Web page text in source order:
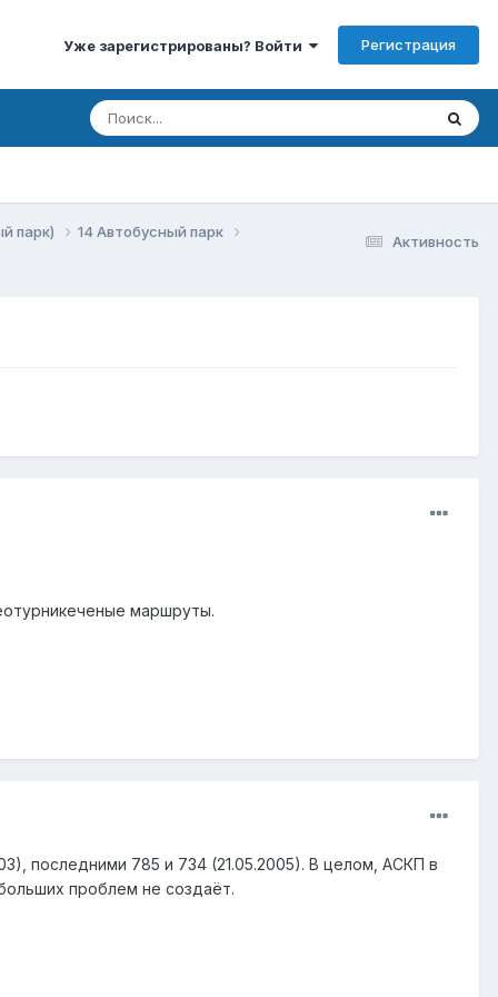
Уже зарегистрированы? Войти Регистрация
Активность
парк)
14 Автобусный парк
маршруты.
последними 785 и 734 (21.05.2005). В целом, АСКП в
проблем не создаёт.